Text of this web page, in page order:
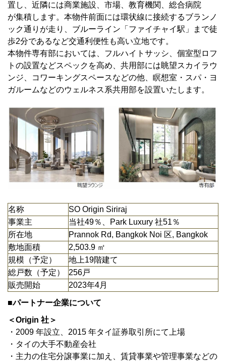
置し、近隣には商業施設、市場、教育機関、総合病院
が集積します。本物件前面には環状線に接続するブランノ
ック通りが走り、ブルーライン「ファイチャイ駅」まで徒
歩2分であるなど交通利便性も高い立地です。
本物件専有部においては、フルハイトサッシ、個室型ロフ
トの設置などスペックを高め、共用部には眺望スカイラウ
ンジ、コワーキングスペースなどの他、瞑想室・スパ・ヨ
ガルームなどのウェルネス系共用部を設置いたします。
名称
SO Origin Siriraj
事業主
当社49％、Park Luxury 社51％
所在地
Prannok Rd, Bangkok Noi 区, Bangkok
敷地面積
2,503.9 ㎡
規模（予定）
地上19階建て
総戸数（予定）
256戸
販売開始
2023年4月
■パートナー企業について
＜Origin 社＞
・2009 年設立、2015 年タイ証券取引所にて上場
・タイの大手不動産会社
・主力の住宅分譲事業に加え、賃貸事業や管理事業などの